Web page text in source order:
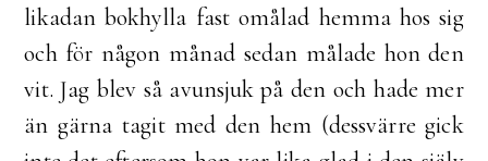
likadan bokhylla fast omålad hemma hos sig
och för någon månad sedan målade hon den
vit. Jag blev så avunsjuk på den och hade mer
än gärna tagit med den hem (dessvärre gick